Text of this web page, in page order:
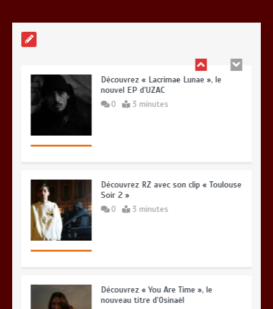
Découvrez « Lacrimae Lunae », le
nouvel EP d’UZAC
0 3 minutes
Découvrez RZ avec son clip « Toulouse
Soir 2 »
0 3 minutes
Découvrez « You Are Time », le
nouveau titre d’Osinaël